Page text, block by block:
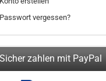
Passwort vergessen?
Sicher zahlen mit PayPal